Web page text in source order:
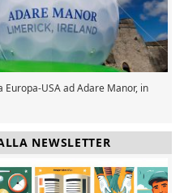
Europa-USA ad Adare Manor, in
NEWSLETTER